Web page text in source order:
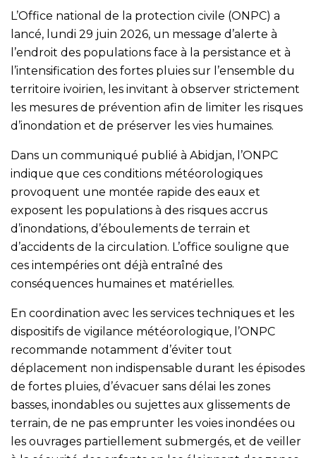
L’Office national de la protection civile (ONPC) a
lancé, lundi 29 juin 2026, un message d’alerte à
l’endroit des populations face à la persistance et à
l’intensification des fortes pluies sur l’ensemble du
territoire ivoirien, les invitant à observer strictement
les mesures de prévention afin de limiter les risques
d’inondation et de préserver les vies humaines.
Dans un communiqué publié à Abidjan, l’ONPC
indique que ces conditions météorologiques
provoquent une montée rapide des eaux et
exposent les populations à des risques accrus
d’inondations, d’éboulements de terrain et
d’accidents de la circulation. L’office souligne que
ces intempéries ont déjà entraîné des
conséquences humaines et matérielles.
En coordination avec les services techniques et les
dispositifs de vigilance météorologique, l’ONPC
recommande notamment d’éviter tout
déplacement non indispensable durant les épisodes
de fortes pluies, d’évacuer sans délai les zones
basses, inondables ou sujettes aux glissements de
terrain, de ne pas emprunter les voies inondées ou
les ouvrages partiellement submergés, et de veiller